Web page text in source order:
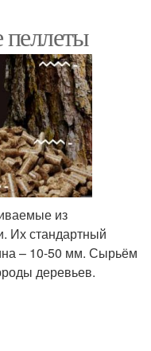
пеллеты
из
Их стандартный
– 10-50 мм. Сырьём
деревьев.